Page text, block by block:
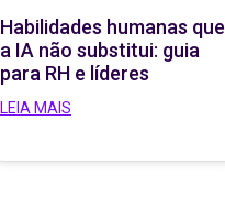
Habilidades humanas que
a IA não substitui: guia
para RH e líderes
LEIA MAIS